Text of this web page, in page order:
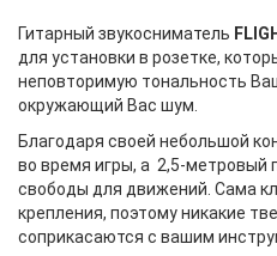
Гитарный звукосниматель
для установки в розетке,
неповторимую тональность
окружающий Вас шум.
Благодаря своей небольшой
во время игры, а 2,5-метровый
свободы для движений. Сама
крепления, поэтому никакие
соприкасаются с вашим